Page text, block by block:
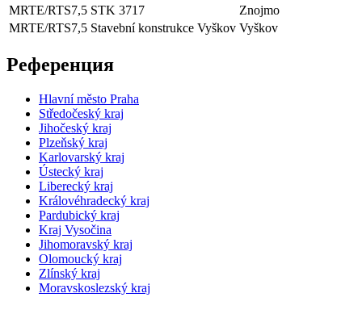
MRTE/RTS7,5 STK 3717
Znojmo
MRTE/RTS7,5 Stavební konstrukce Vyškov Vyškov
Референция
Hlavní město Praha
Středočeský kraj
Jihočeský kraj
Plzeňský kraj
Karlovarský kraj
Ústecký kraj
Liberecký kraj
Královéhradecký kraj
Pardubický kraj
Kraj Vysočina
Jihomoravský kraj
Olomoucký kraj
Zlínský kraj
Moravskoslezský kraj